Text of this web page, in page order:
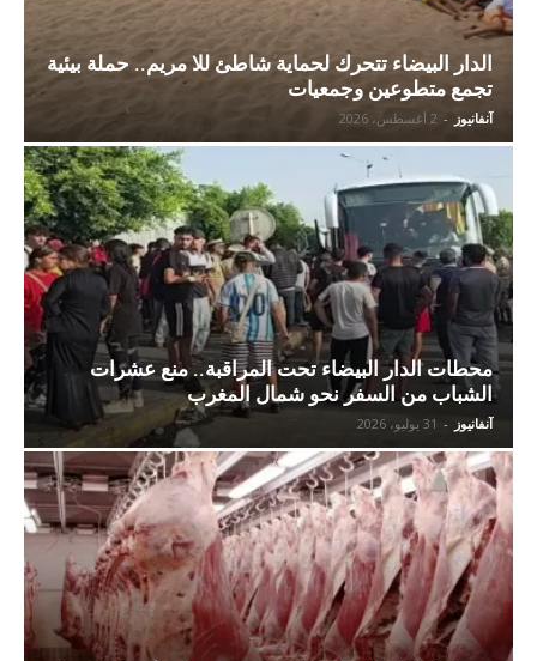
الدار البيضاء تتحرك لحماية شاطئ للا مريم.. حملة بيئية
تجمع متطوعين وجمعيات
آنفانيوز - 2 أغسطس، 2026
محطات الدار البيضاء تحت المراقبة.. منع عشرات
الشباب من السفر نحو شمال المغرب
آنفانيوز - 31 يوليو، 2026